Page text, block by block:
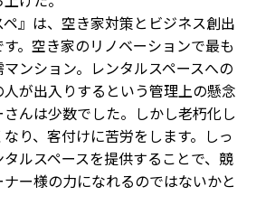
』は、空き家対策とビジネス創出
。空き家のリノベーションで最も
ンション。レンタルスペースへの
が出入りするという管理上の懸念
んは少数でした。しかし老朽化し
り、客付けに苦労をします。しっ
ルスペースを提供することで、競
ー様の力になれるのではないかと